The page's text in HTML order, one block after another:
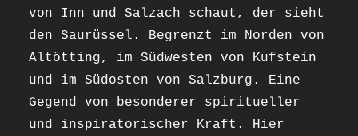
von Inn und Salzach schaut, der sieht
den Saurüssel. Begrenzt im Norden von
Altötting, im Südwesten von Kufstein
und im Südosten von Salzburg. Eine
Gegend von besonderer spiritueller
und inspiratorischer Kraft. Hier